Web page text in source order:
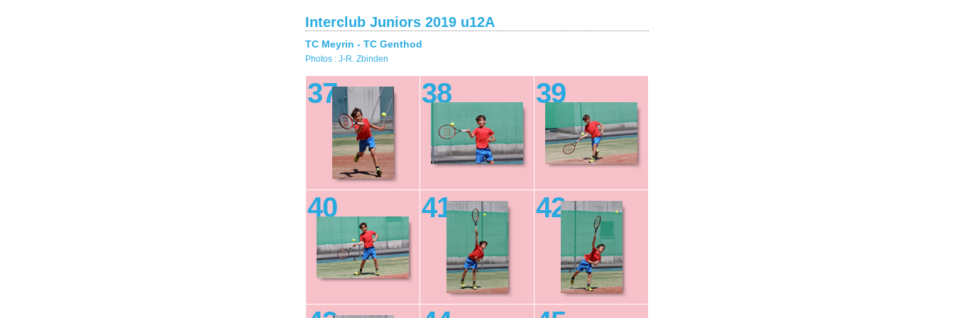
Interclub Juniors 2019 u12A
TC Meyrin - TC Genthod
Photos : J-R. Zbinden
37 38 39
40 41 42